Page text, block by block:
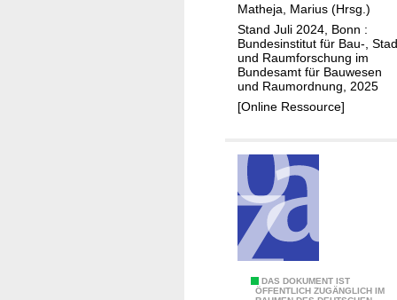
m
e
n
w
a
n
d
e
l
n
E
e
r
Matheja, Marius (Hrsg.)
Stand Juli 2024, Bonn :
Bundesinstitut für Bau-,
und Raumforschung im
Bundesamt für Bauwesen
und Raumordnung, 2025
[Online Ressource]
DAS DOKUMENT IST
ÖFFENTLICH ZUGÄNGLICH IM